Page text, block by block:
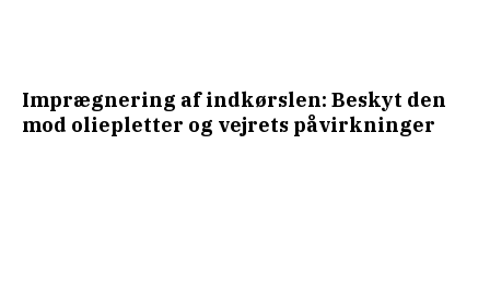
Imprægnering af indkørslen: Beskyt den
mod oliepletter og vejrets påvirkninger